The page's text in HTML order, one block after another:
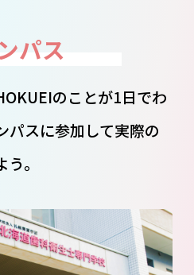
パス
のことが1日でわ
パスに参加して実際の
。